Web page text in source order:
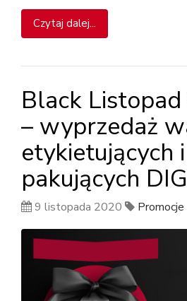
Czytaj dalej...
Black
– wyprzedaż
etykietujących
pakujących
9 listopada 2020 Promocje